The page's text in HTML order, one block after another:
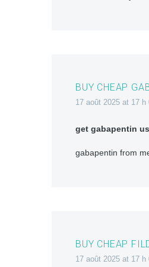
BUY CHEAP
17 août 2025 at 17 h
get gabapentin
gabapentin from
BUY CHEAP
17 août 2025 at 17 h